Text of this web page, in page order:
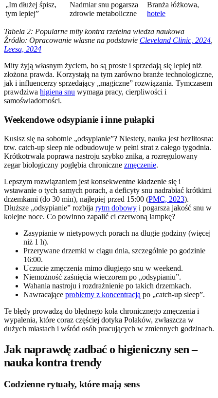
„Im dłużej śpisz,
tym lepiej”
Nadmiar snu pogarsza
zdrowie metaboliczne
Branża łóżkowa,
hotele
Tabela 2: Popularne mity kontra rzetelna wiedza naukowa
Źródło: Opracowanie własne na podstawie Cleveland Clinic, 2024
Leesa, 2024
Mity żyją własnym życiem, bo są proste i sprzedają się lepiej niż
złożona prawda. Korzystają na tym zarówno branże technologiczne,
jak i influencerzy sprzedający „magiczne” rozwiązania. Tymczasem
prawdziwa higiena snu wymaga pracy, cierpliwości i
samoświadomości.
Weekendowe odsypianie i inne pułapki
Kusisz się na sobotnie „odsypianie”? Niestety, nauka jest bezlitosna:
tzw. catch-up sleep nie odbudowuje w pełni strat z całego tygodnia.
Krótkotrwała poprawa nastroju szybko znika, a rozregulowany
zegar biologiczny pogłębia chroniczne zmęczenie.
Lepszym rozwiązaniem jest konsekwentne kładzenie się i
wstawanie o tych samych porach, a deficyty snu nadrabiać krótkimi
drzemkami (do 30 min), najlepiej przed 15:00 (PMC, 2023).
Dłuższe „odsypianie” rozbija rytm dobowy i pogarsza jakość snu w
kolejne noce. Co powinno zapalić ci czerwoną lampkę?
Zasypianie w nietypowych porach na długie godziny (więcej
niż 1 h).
Przerywane drzemki w ciągu dnia, szczególnie po godzinie
16:00.
Uczucie zmęczenia mimo długiego snu w weekend.
Niemożność zaśnięcia wieczorem po „odsypianiu”.
Wahania nastroju i rozdrażnienie po takich drzemkach.
Nawracające problemy z koncentracją po „catch-up sleep”.
Te błędy prowadzą do błędnego koła chronicznego zmęczenia i
wypalenia, które coraz częściej dotyka Polaków, zwłaszcza w
dużych miastach i wśród osób pracujących w zmiennych godzinach.
Jak naprawdę zadbać o higieniczny sen –
nauka kontra trendy
Codzienne rytuały, które mają sens